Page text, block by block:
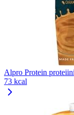
Alpro Protein
73 kcal